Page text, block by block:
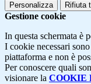
Personalizza Rifiuta
Gestione cookie
In questa schermata è
I cookie necessari
piattaforma e non è
Per conoscere quali
visionare la COOKIE